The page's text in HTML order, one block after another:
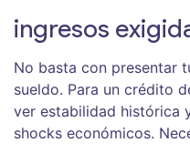
ingresos
No basta con presentar
sueldo. Para un crédito
ver estabilidad histórica
shocks económicos.